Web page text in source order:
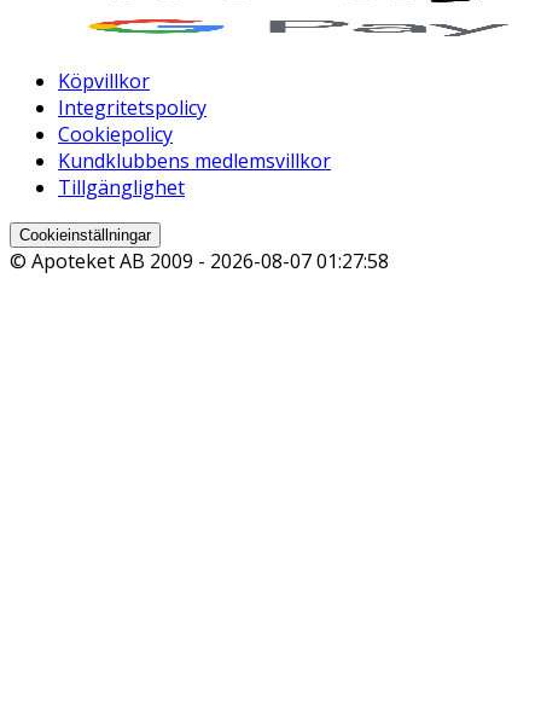
Köpvillkor
Integritetspolicy
Cookiepolicy
Kundklubbens medlemsvillkor
Tillgänglighet
Cookieinställningar
© Apoteket AB 2009 - 2026-08-07 01:27:58